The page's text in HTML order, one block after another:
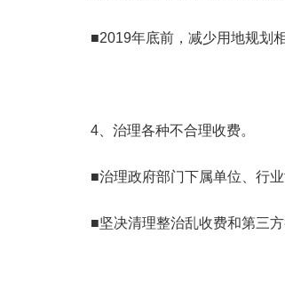
■2019年底前，减少用地规划
4、治理各种不合理收费。
■治理政府部门下属单位、行
■坚决清理整治乱收费和第三